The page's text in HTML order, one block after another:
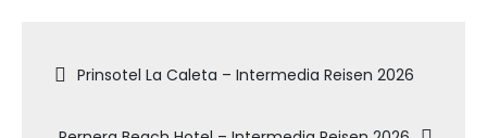
Beitragsnavigation
Prinsotel La Caleta – Intermedia Reisen 2026